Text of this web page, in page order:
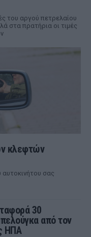
του αργού πετρελαίου
στα πρατήρια οι τιμές
κλεφτών
αυτοκινήτου σας
30
από τον
ΗΠΑ